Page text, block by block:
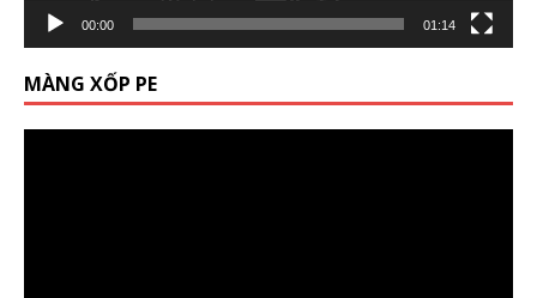
00:00 01:14
MÀNG XỐP PE